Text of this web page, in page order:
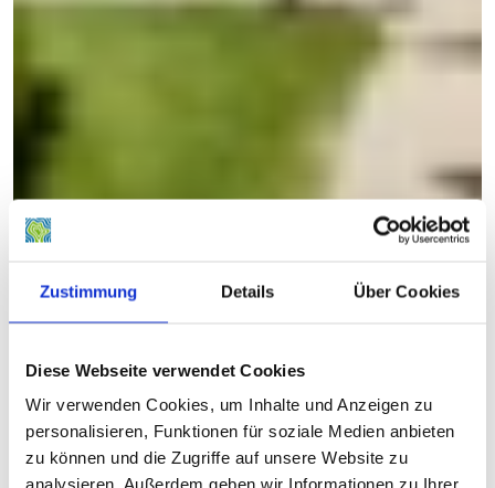
Zustimmung Details Über Cookies
Diese Webseite verwendet Cookies
Wir verwenden Cookies, um Inhalte und Anzeigen zu
personalisieren, Funktionen für soziale Medien anbieten
zu können und die Zugriffe auf unsere Website zu
analysieren. Außerdem geben wir Informationen zu Ihrer